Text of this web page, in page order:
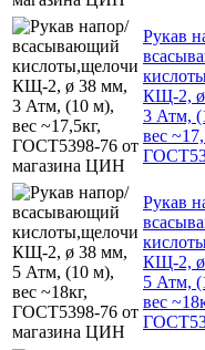
Рукав
КЩ-2, ø
3 Атм,
вес
Рукав
КЩ-2, ø
5 Атм,
вес